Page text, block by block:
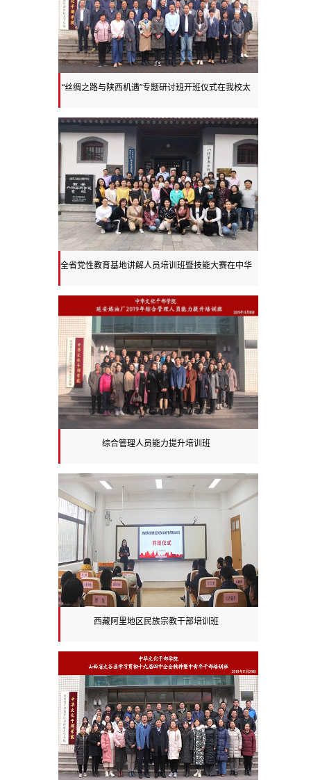
“丝绸之路与陕西机遇”专题研讨班开班仪式在我校太
白校区举行
全省党性教育基地讲解人员培训班暨技能大赛在中华
文化干部学院举办
综合管理人员能力提升培训班
西藏阿里地区民族宗教干部培训班